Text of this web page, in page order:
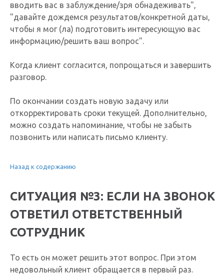
вводить вас в заблуждение/зря обнадеживать",
"давайте дождемся результатов/конкретной даты,
чтобы я мог (ла) подготовить интересующую вас
информацию/решить ваш вопрос".
Когда клиент согласится, попрощаться и завершить
разговор.
По окончании создать новую задачу или
откорректировать сроки текущей. Дополнительно,
можно создать напоминание, чтобы не забыть
позвонить или написать письмо клиенту.
Назад к содержанию
СИТУАЦИЯ №3: ЕСЛИ НА ЗВОНОК
ОТВЕТИЛ ОТВЕТСТВЕННЫЙ
СОТРУДНИК
То есть он может решить этот вопрос. При этом
недовольный клиент обращается в первый раз.